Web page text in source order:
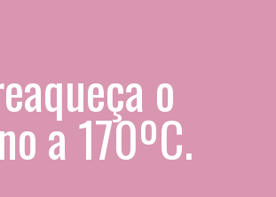
o
a 170ºC.